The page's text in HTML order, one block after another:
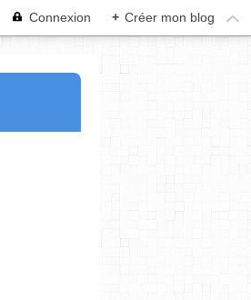
Connexion + Créer mon blog